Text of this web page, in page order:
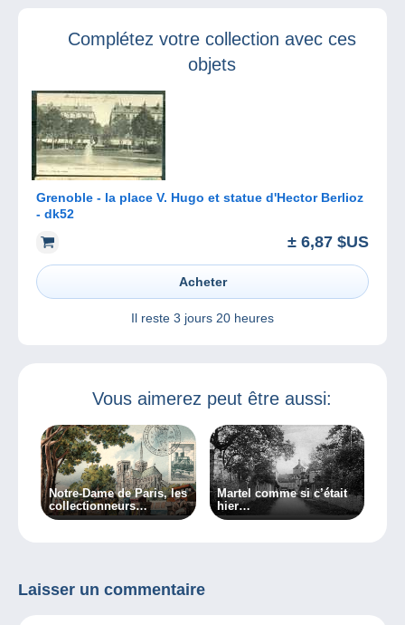
octobre 2025 !
Complétez votre collection avec ces
objets
Grenoble - la place V. Hugo et statue d'Hector Berlioz
- dk52
± 6,87 $US
Acheter
Il reste 3 jours 20 heures
Vous aimerez peut être aussi:
Notre-Dame de Paris, les
collectionneurs
contribuent !
Martel comme si c’était
hier…
Laisser un commentaire